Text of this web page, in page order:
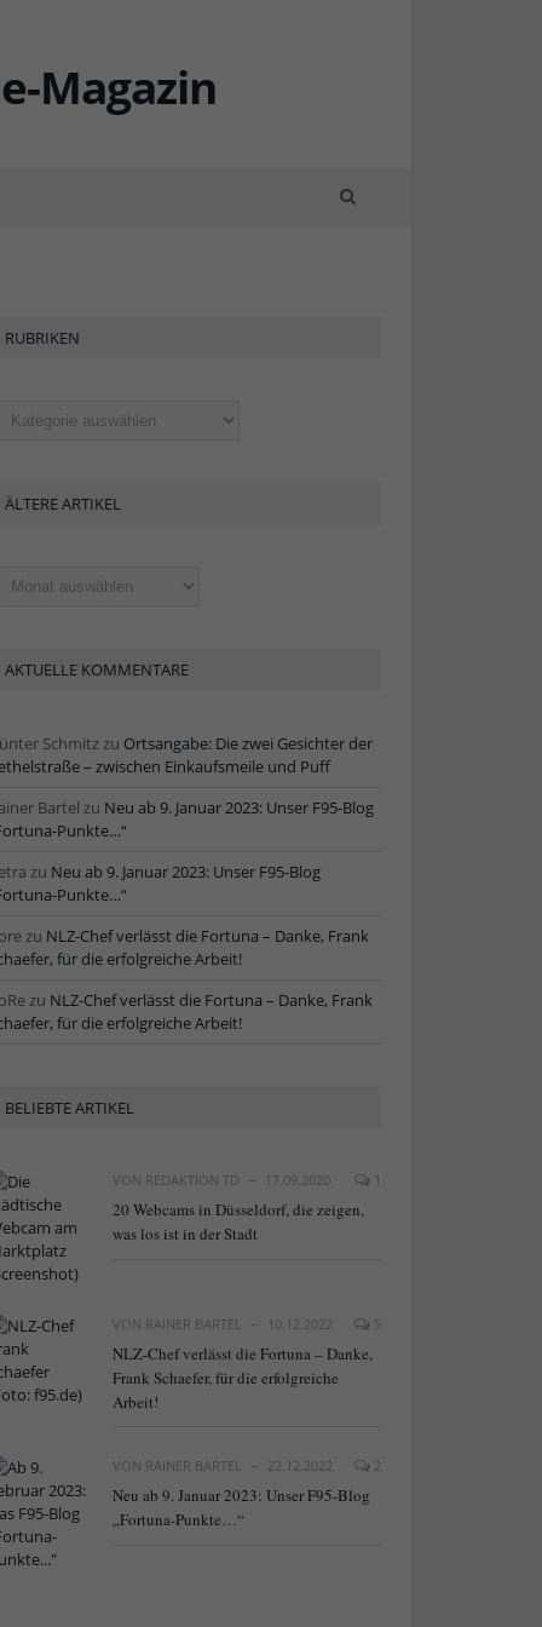
RUBRIKEN
ÄLTERE ARTIKEL
AKTUELLE KOMMENTARE
Schmitzzu Ortsangabe: Die zwei Gesichter der
– zwischen Einkaufsmeile und Puff
Bartel zu Neu ab 9. Januar 2023: Unser F95-Blog
Punkte…“
zu Neu ab 9. Januar 2023: Unser F95-Blog
Punkte…“
zu NLZ-Chef verlässt die Fortuna – Danke, Frank
für die erfolgreiche Arbeit!
zu NLZ-Chef verlässt die Fortuna – Danke, Frank
für die erfolgreiche Arbeit!
BELIEBTE ARTIKEL
VON REDAKTION TD 17.09.2020 1
20 Webcams in Düsseldorf, die zeigen,
was los ist in der Stadt
VON RAINER BARTEL 10.12.2022 5
NLZ-Chef verlässt die Fortuna – Danke,
Frank Schaefer, für die erfolgreiche
Arbeit!
VON RAINER BARTEL 22.12.2022 2
Neu ab 9. Januar 2023: Unser F95-Blog
„Fortuna-Punkte…“